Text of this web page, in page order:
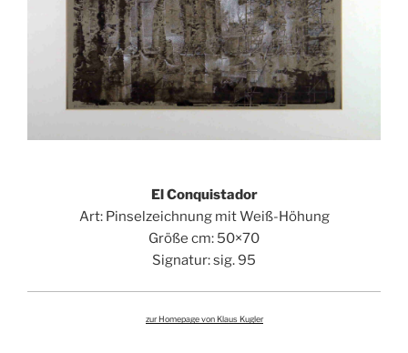
El Conquistador
Art: Pinselzeichnung mit Weiß-Höhung
Größe cm: 50×70
Signatur: sig. 95
zur Homepage von Klaus Kugler